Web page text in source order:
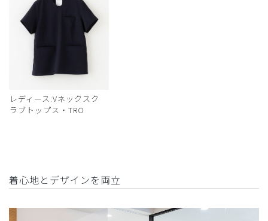
レディース:Vネックスク
ラブトップス・TRO
着心地とデザインを両立